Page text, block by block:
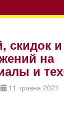
скидок и
на
и
11 травня 2021